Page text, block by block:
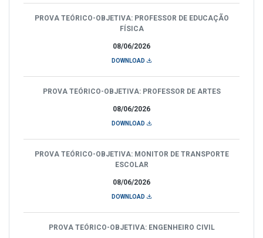
08/06/2026
PROVA TEÓRICO-OBJETIVA: PROFESSOR DE EDUCAÇÃO
FÍSICA
DOWNLOAD
08/06/2026
PROVA TEÓRICO-OBJETIVA: PROFESSOR DE ARTES
DOWNLOAD
08/06/2026
PROVA TEÓRICO-OBJETIVA: MONITOR DE TRANSPORTE
ESCOLAR
DOWNLOAD
PROVA TEÓRICO-OBJETIVA: ENGENHEIRO CIVIL